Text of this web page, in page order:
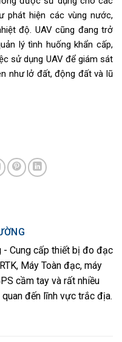
phát hiện các vùng nước,
độ. UAV cũng đang trở
lý tình huống khẩn cấp,
sử dụng UAV để giám sát
như lở đất, động đất và lũ
- Cung cấp thiết bị đo đạc
Máy Toàn đạc, máy
cầm tay và rất nhiều
đến lĩnh vực trắc địa.